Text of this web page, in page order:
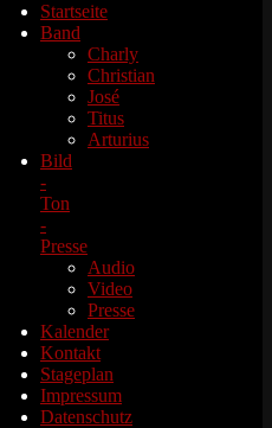
Startseite
Band
Charly
Christian
José
Titus
Arturius
Bild
-
Ton
-
Presse
Audio
Video
Presse
Kalender
Kontakt
Stageplan
Impressum
Datenschutz